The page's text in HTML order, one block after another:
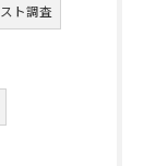
ト調査